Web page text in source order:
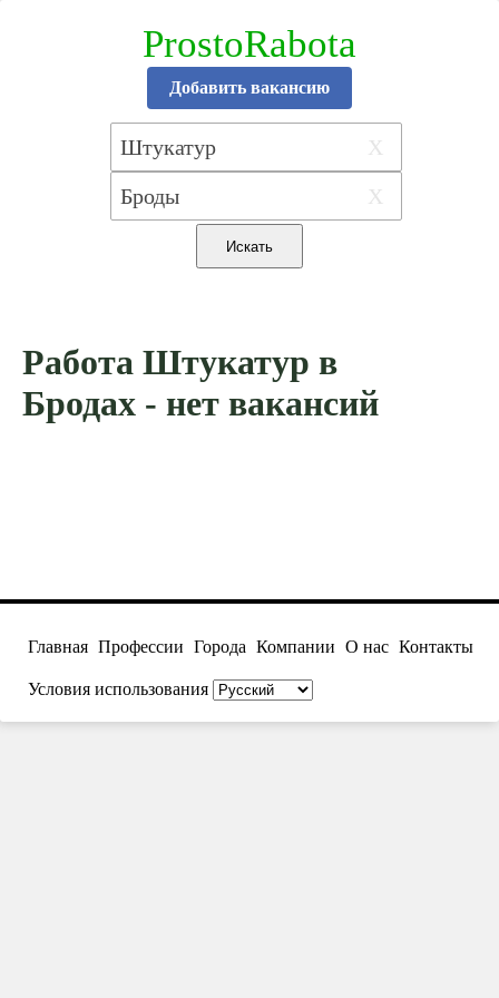
ProstoRabota
Добавить вакансию
X
X
Работа Штукатур в
Бродах - нет вакансий
Главная Профессии Города Компании О нас Контакты
Условия использования